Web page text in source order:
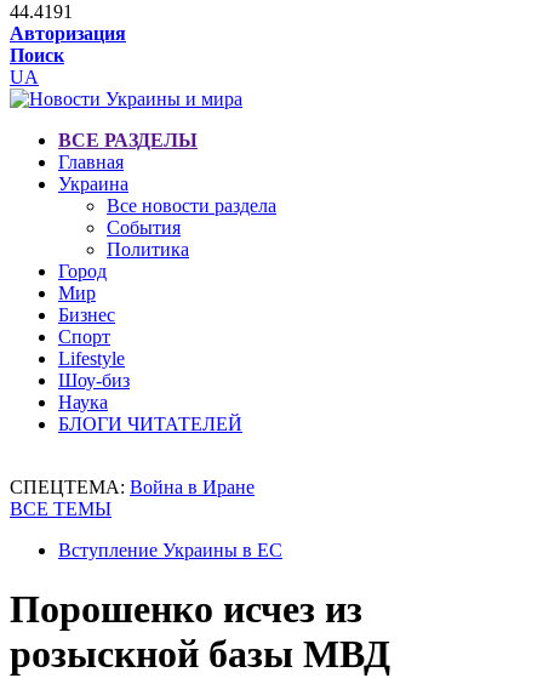
44.4191
Авторизация
Поиск
UA
ВСЕ РАЗДЕЛЫ
Главная
Украина
Все новости раздела
События
Политика
Город
Мир
Бизнес
Спорт
Lifestyle
Шоу-биз
Наука
БЛОГИ ЧИТАТЕЛЕЙ
СПЕЦТЕМА: Война в Иране
ВСЕ ТЕМЫ
Вступление Украины в ЕС
Порошенко исчез из
розыскной базы МВД